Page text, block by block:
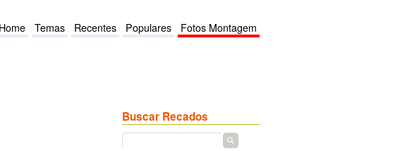
Home Temas Recentes Populares Fotos Montagem
Buscar Recados